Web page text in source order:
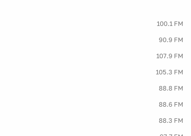
100.1 FM
90.9 FM
107.9 FM
105.3 FM
88.8 FM
88.6 FM
88.3 FM